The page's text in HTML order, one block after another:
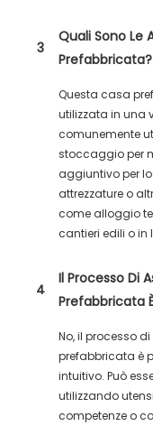
3
Quali Sono Le
Prefabbricata?
Questa casa
utilizzata in una
comunemente
stoccaggio per
aggiuntivo per
attrezzature o
come alloggio
cantieri edili o in
4
Il Processo Di
Prefabbricata
No, il processo
prefabbricata è
intuitivo. Può
utilizzando
competenze o